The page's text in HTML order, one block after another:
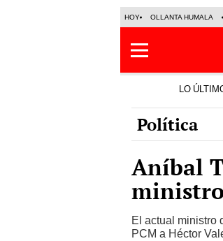
HOY OLLANTA HUMALA
LO
Política
Aníbal
ministro
El actual ministro
PCM a Héctor